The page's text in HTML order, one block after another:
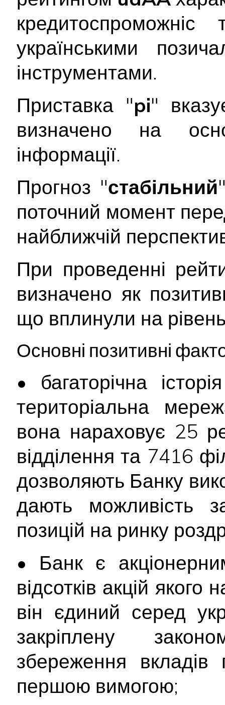
кредитоспроможніс
українськими
інструментами.
Приставка "pi"
визначено на
інформації.
Прогноз "стабільний
поточний момент
найближчій
При проведенні
визначено як
що вплинули на
Основні позитивні
• багаторічна
територіальна
вона нараховує 25
відділення та 7416
дозволяють Банку
дають можливість
позицій на ринку
• Банк є
відсотків акцій
він єдиний серед
закріплену
збереження
першою вимогою;